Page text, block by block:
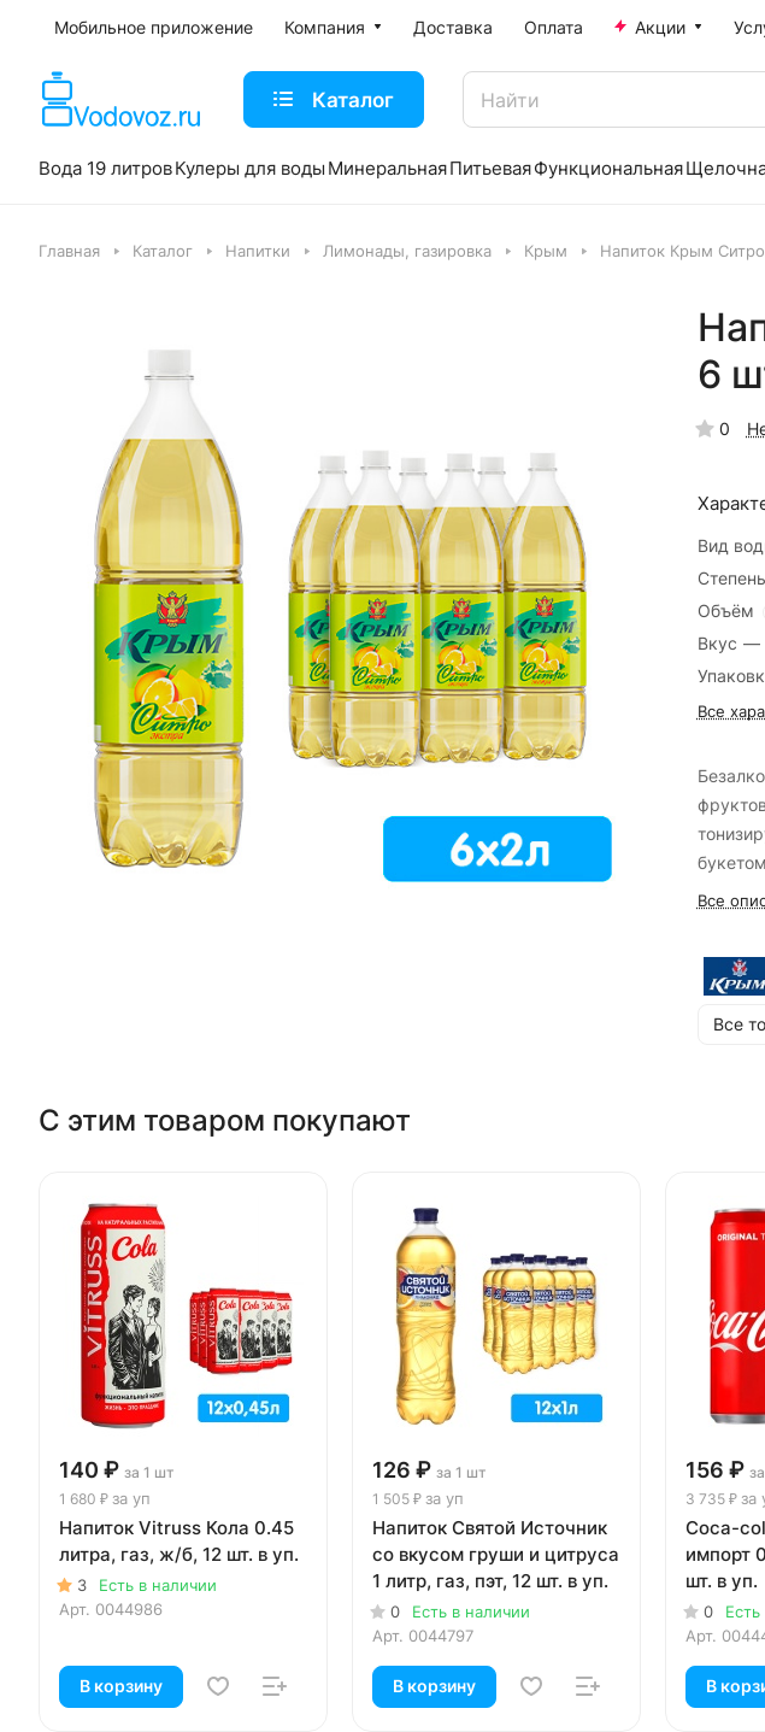
Мобильное приложение Компания Доставка Оплата Акции
Каталог
Вода 19 литровКулеры для воды МинеральнаяПитьеваяФункциональная
Главная Каталог Напитки Лимонады, газировка Крым Напиток Крым
6
0
Вид
Объём
Вкус —
Все
Все
Все
С этим товаром покупают
140 ₽ за 1 шт
1 680 ₽ за уп
Напиток Vitruss Кола 0.45
литра, газ, ж/б, 12 шт. в уп.
3
Есть в наличии
Арт. 0044986
В корзину
126 ₽ за 1 шт
1 505 ₽ за уп
Напиток Святой Источник
со вкусом груши и цитруса
1 литр, газ, пэт, 12 шт. в уп.
0
Есть в наличии
Арт. 0044797
В корзину
156 ₽
3 735 ₽ за
Coca-
импорт
шт. в уп.
0
Арт.
В